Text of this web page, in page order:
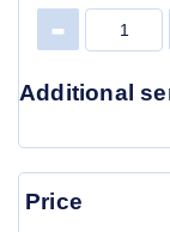
-
Additional
Price